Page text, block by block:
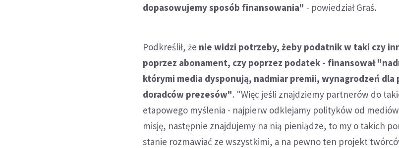
dopasowujemy sposób finansowania" - powiedział Graś.
Podkreślił, że nie widzi potrzeby, żeby podatnik w taki czy
poprzez abonament, czy poprzez podatek - finansował
którymi media dysponują, nadmiar premii, wynagrodzeń dla
doradców prezesów". "Więc jeśli znajdziemy partnerów do
etapowego myślenia - najpierw odklejamy polityków od
misję, następnie znajdujemy na nią pieniądze, to my o takich
stanie rozmawiać ze wszystkimi, a na pewno ten projekt